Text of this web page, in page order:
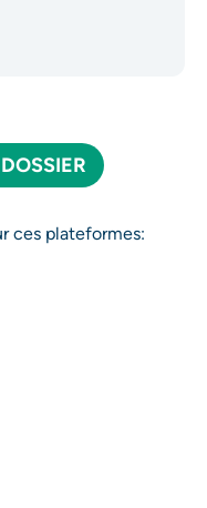
ces plateformes: